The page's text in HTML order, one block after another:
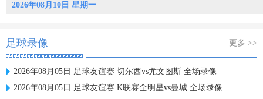
2026年08月10日 星期一
足球录像 更多 >>
2026年08月05日 足球友谊赛 切尔西vs尤文图斯 全场录像
2026年08月05日 足球友谊赛 K联赛全明星vs曼城 全场录像